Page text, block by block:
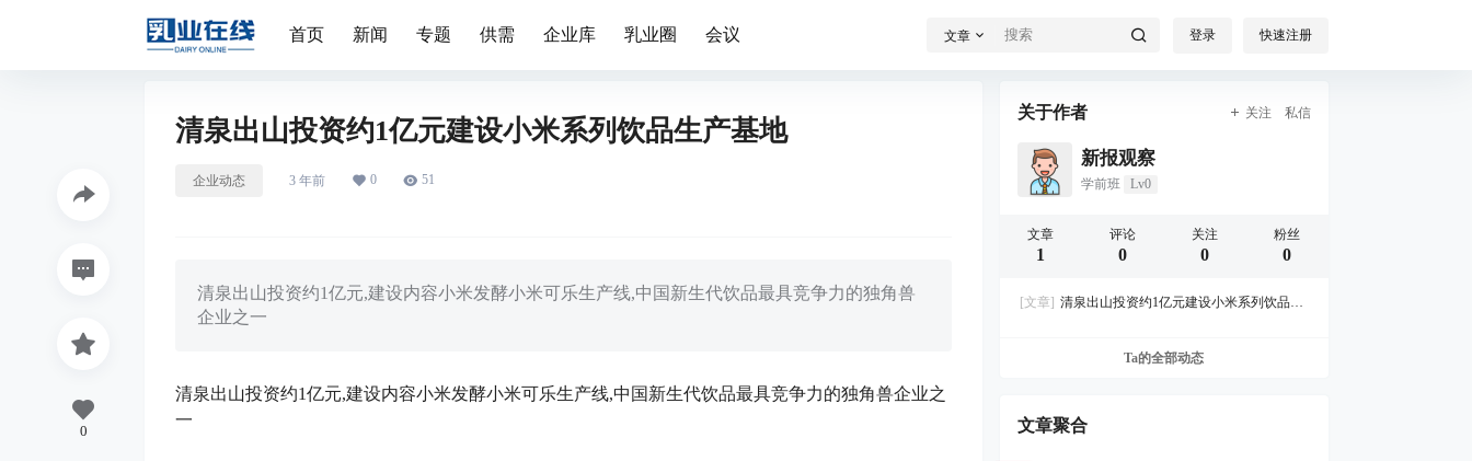
首页 新闻 专题 供需 企业库 乳业圈 会议 文章 登录 快速注册
清泉出山投资约1亿元建设小米系列饮品生产基地
企业动态 3 年前 0 51
清泉出山投资约1亿元,建设内容小米发酵小米可乐生产线,中国新生代饮品最具竞争力的独角兽
企业之一
清泉出山投资约1亿元,建设内容小米发酵小米可乐生产线,中国新生代饮品最具竞争力的独角兽企业之
一
0
关于作者 关注 私信
新报观察
学前班 Lv0
文章
1
评论
0
关注
0
粉丝
0
[文章] 清泉出山投资约1亿元建设小米系列饮品生
Ta的全部动态
文章聚合